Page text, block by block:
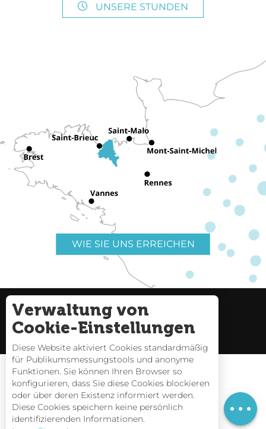
Zeitplan
UNSERE STUNDEN
WIE SIE UNS ERREICHEN
Nützliche Links
Seitenverzeichnis
Gezeitentafeln
Webcams
Verwaltung von
Cookie-Einstellungen
Diese Website aktiviert Cookies standardmäßig
für Publikumsmessungstools und anonyme
Funktionen. Sie können Ihren Browser so
konfigurieren, dass Sie diese Cookies blockieren
oder über deren Existenz informiert werden.
Diese Cookies speichern keine persönlich
identifizierenden Informationen.